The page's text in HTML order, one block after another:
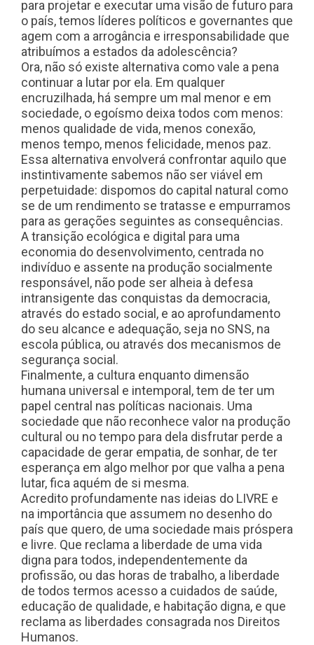
para projetar e executar uma visão de futuro para
o país, temos líderes políticos e governantes que
agem com a arrogância e irresponsabilidade que
atribuímos a estados da adolescência?
Ora, não só existe alternativa como vale a pena
continuar a lutar por ela. Em qualquer
encruzilhada, há sempre um mal menor e em
sociedade, o egoísmo deixa todos com menos:
menos qualidade de vida, menos conexão,
menos tempo, menos felicidade, menos paz.
Essa alternativa envolverá confrontar aquilo que
instintivamente sabemos não ser viável em
perpetuidade: dispomos do capital natural como
se de um rendimento se tratasse e empurramos
para as gerações seguintes as consequências.
A transição ecológica e digital para uma
economia do desenvolvimento, centrada no
indivíduo e assente na produção socialmente
responsável, não pode ser alheia à defesa
intransigente das conquistas da democracia,
através do estado social, e ao aprofundamento
do seu alcance e adequação, seja no SNS, na
escola pública, ou através dos mecanismos de
segurança social.
Finalmente, a cultura enquanto dimensão
humana universal e intemporal, tem de ter um
papel central nas políticas nacionais. Uma
sociedade que não reconhece valor na produção
cultural ou no tempo para dela disfrutar perde a
capacidade de gerar empatia, de sonhar, de ter
esperança em algo melhor por que valha a pena
lutar, fica aquém de si mesma.
Acredito profundamente nas ideias do LIVRE e
na importância que assumem no desenho do
país que quero, de uma sociedade mais próspera
e livre. Que reclama a liberdade de uma vida
digna para todos, independentemente da
profissão, ou das horas de trabalho, a liberdade
de todos termos acesso a cuidados de saúde,
educação de qualidade, e habitação digna, e que
reclama as liberdades consagrada nos Direitos
Humanos.